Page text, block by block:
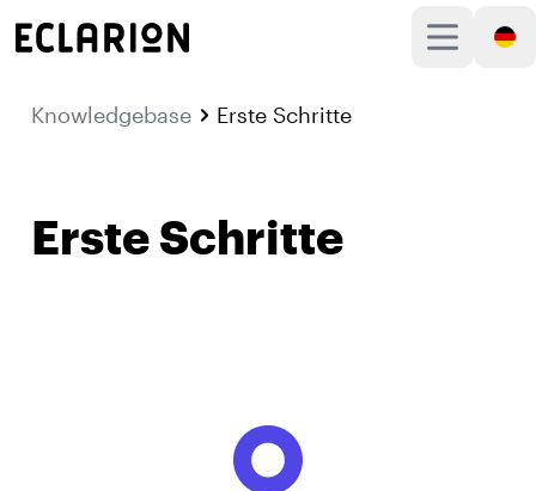
Knowledgebase Erste Schritte
Erste Schritte